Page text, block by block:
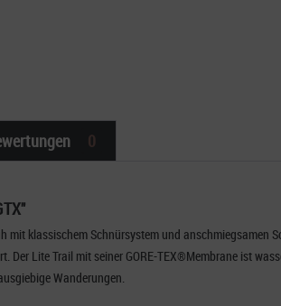
0
mit klassischem Schnürsystem und anschmiegsamen
Der Lite Trail mit seiner GORE-TEX®Membrane ist
ausgiebige Wanderungen.